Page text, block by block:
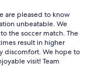
are pleased to know
unbeatable. We
the soccer match. The
result in higher
discomfort. We hope to
visit! Team